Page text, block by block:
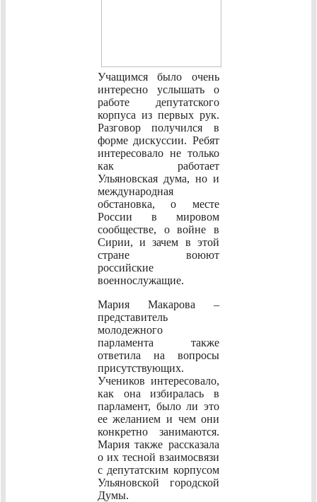
Учащимся было очень
интересно услышать о
работе депутатского
корпуса из первых рук.
Разговор получился в
форме дискуссии. Ребят
интересовало не только
как работает
Ульяновская дума, но и
международная
обстановка, о месте
России в мировом
сообществе, о войне в
Сирии, и зачем в этой
стране воюют
российские
военнослужащие.
Мария Макарова –
представитель
молодежного
парламента также
ответила на вопросы
присутствующих.
Учеников интересовало,
как она избиралась в
парламент, было ли это
ее желанием и чем они
конкретно занимаются.
Мария также рассказала
о их тесной взаимосвязи
с депутатским корпусом
Ульяновской городской
Думы.